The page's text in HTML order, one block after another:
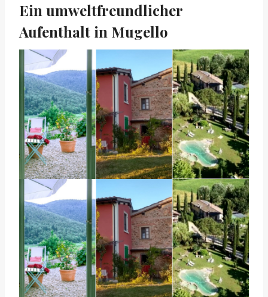
Ein umweltfreundlicher
Aufenthalt in Mugello